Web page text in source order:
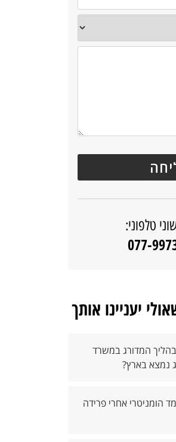
טלפוני:
יעניינו אותך
המדורג במשרד
נמצא בארץ?
הומניטרי אחרי פרידה